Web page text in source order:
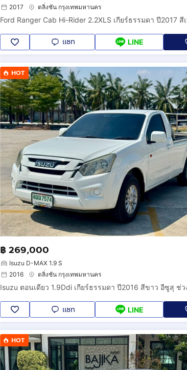
2017
ตลิ่งชัน กรุงเทพมหานคร
แชท LINE
HOT
฿ 269,000
Isuzu D-MAX 1.9 S
2016
ตลิ่งชัน กรุงเทพมหานคร
แชท LINE
HOT